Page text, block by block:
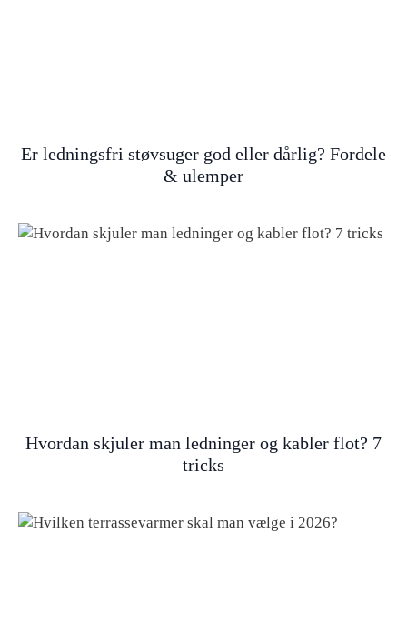
Er ledningsfri støvsuger god eller dårlig? Fordele
& ulemper
Hvordan skjuler man ledninger og kabler flot? 7
tricks